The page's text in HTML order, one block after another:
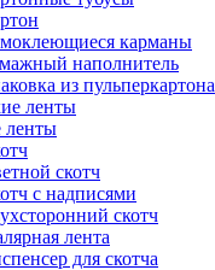
карманы
наполнитель
из пульперкартона
ленты
скотч
с надписями
скотч
лента
для скотча